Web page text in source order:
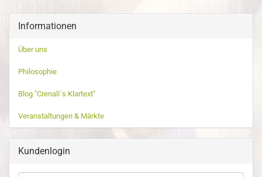
Informationen
Über uns
Philosophie
Blog "Crenali´s Klartext"
Veranstaltungen & Märkte
Kundenlogin